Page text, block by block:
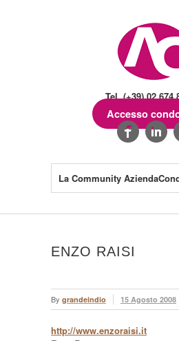
Tel. (+39)
Accesso
La Community
ENZO RAISI
By grandeindio 15 Agosto 2008
http://www.enzoraisi.it